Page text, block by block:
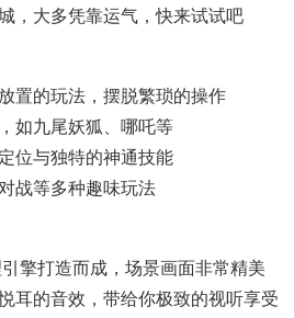
，大多凭靠运气，快来试试吧
置的玩法，摆脱繁琐的操作
如九尾妖狐、哪吒等
位与独特的神通技能
战等多种趣味玩法
擎打造而成，场景画面非常精美
耳的音效，带给你极致的视听享受